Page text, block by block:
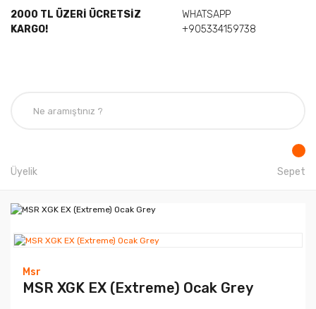
2000 TL ÜZERİ ÜCRETSİZ
KARGO!
WHATSAPP
+905334159738
Üyelik Sepet
Msr
MSR XGK EX (Extreme) Ocak Grey